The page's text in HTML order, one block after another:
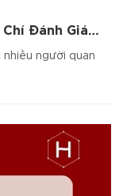
Chí Đánh Giá
người quan